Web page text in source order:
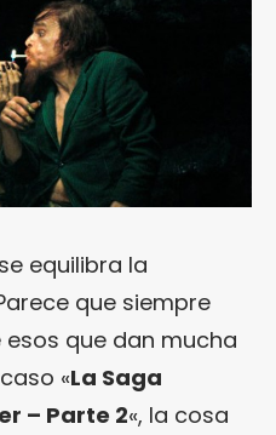
equilibra la
que siempre
que dan mucha
«La Saga
– Parte 2«, la cosa